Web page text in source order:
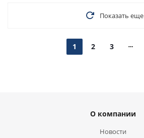
Показать еще
1 2 3
О компании
Новости